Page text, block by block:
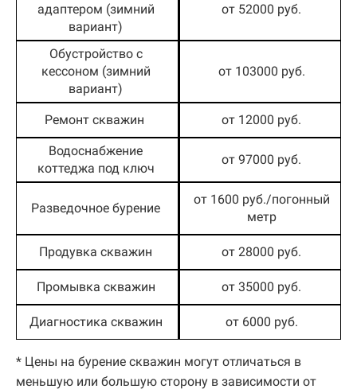
адаптером (зимний
вариант)
от 52000 руб.
Обустройство с
кессоном (зимний
вариант)
от 103000 руб.
Ремонт скважин от 12000 руб.
Водоснабжение
коттеджа под ключ
от 97000 руб.
Разведочное бурение
от 1600 руб./погонный
метр
Продувка скважин от 28000 руб.
Промывка скважин от 35000 руб.
Диагностика скважин от 6000 руб.
* Цены на бурение скважин могут отличаться в
меньшую или большую сторону в зависимости от